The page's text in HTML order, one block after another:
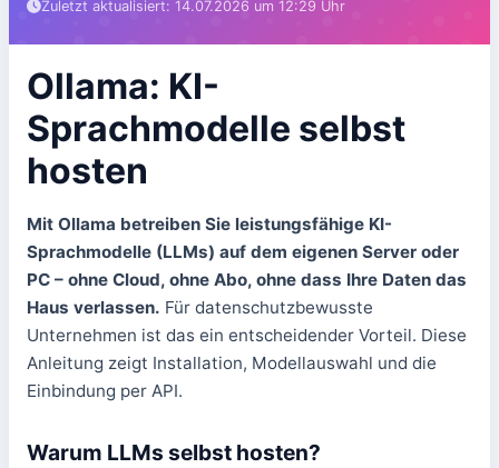
Zuletzt aktualisiert: 14.07.2026 um 12:29 Uhr
Ollama: KI-
Sprachmodelle selbst
hosten
Mit Ollama betreiben Sie leistungsfähige KI-
Sprachmodelle (LLMs) auf dem eigenen Server oder
PC – ohne Cloud, ohne Abo, ohne dass Ihre Daten das
Haus verlassen. Für datenschutzbewusste
Unternehmen ist das ein entscheidender Vorteil. Diese
Anleitung zeigt Installation, Modellauswahl und die
Einbindung per API.
Warum LLMs selbst hosten?